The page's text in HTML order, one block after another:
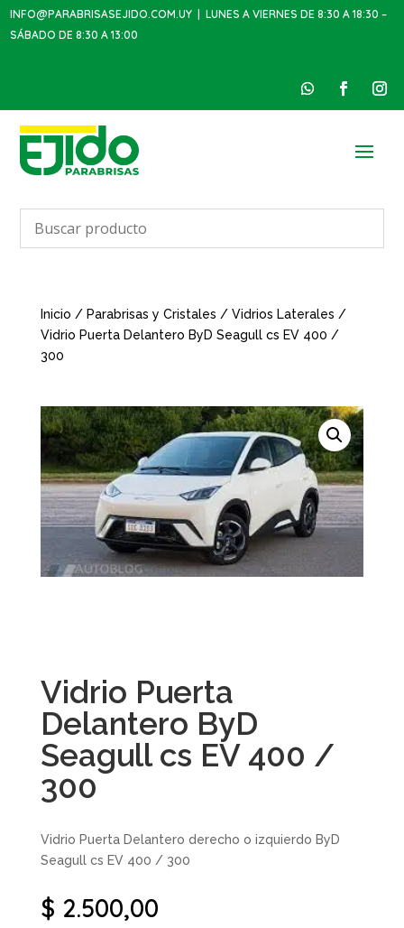
INFO@PARABRISASEJIDO.COM.UY | LUNES A VIERNES DE 8:30 A 18:30 –
SÁBADO DE 8:30 A 13:00
Inicio / Parabrisas y Cristales / Vidrios Laterales /
Vidrio Puerta Delantero ByD Seagull cs EV 400 /
300
Vidrio Puerta
Delantero ByD
Seagull cs EV 400 /
300
Vidrio Puerta Delantero derecho o izquierdo ByD
Seagull cs EV 400 / 300
$ 2.500,00